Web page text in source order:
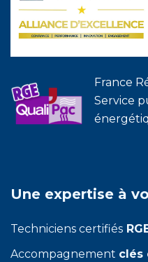
France
Service
Une expertise à
Techniciens certifiés
Accompagnement clés